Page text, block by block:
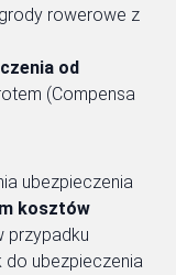
rowerowe z
od
(Compensa
ubezpieczenia
kosztów
przypadku
ubezpieczenia